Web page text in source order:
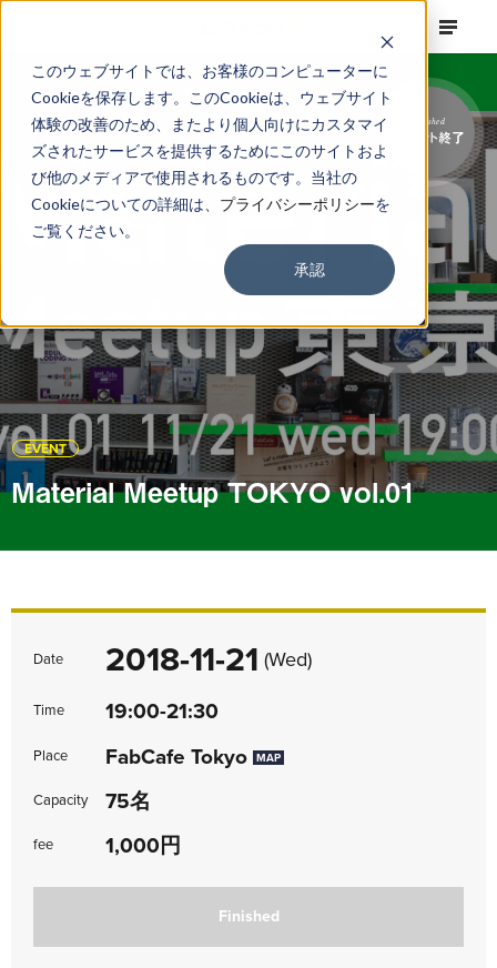
このウェブサイトでは、お客様のコンピューターに
Cookieを保存します。このCookieは、ウェブサイト
体験の改善のため、またより個人向けにカスタマイ
ズされたサービスを提供するためにこのサイトおよ
び他のメディアで使用されるものです。当社の
Cookieについての詳細は、 プライバシーポリシーを
ご覧ください。
承認
EVENT
Material Meetup TOKYO vol.01
Finished
イベント終了
Date 2018-11-21 (Wed)
Time 19:00-21:30
Place FabCafe Tokyo MAP
Capacity 75名
fee 1,000円
Finished